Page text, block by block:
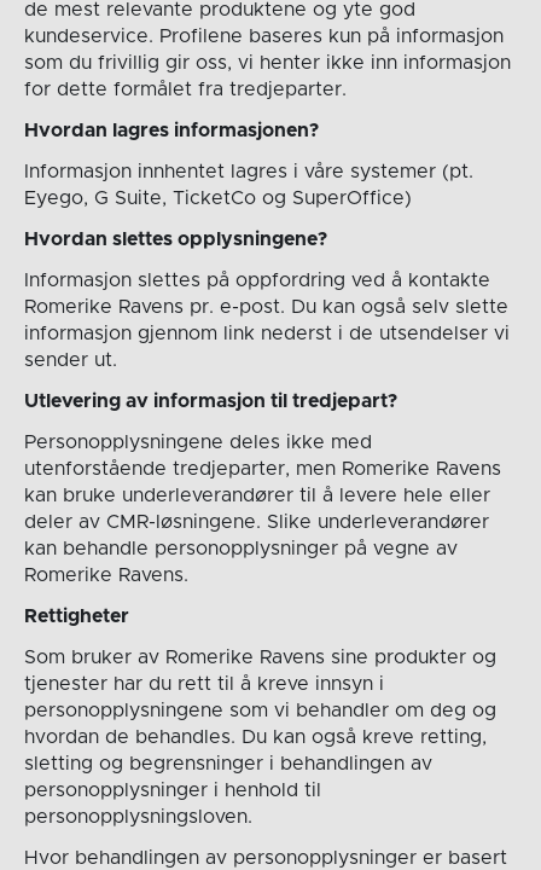
de mest relevante produktene og yte god
kundeservice. Profilene baseres kun på informasjon
som du frivillig gir oss, vi henter ikke inn informasjon
for dette formålet fra tredjeparter.
Hvordan lagres informasjonen?
Informasjon innhentet lagres i våre systemer (pt.
Eyego, G Suite, TicketCo og SuperOffice)
Hvordan slettes opplysningene?
Informasjon slettes på oppfordring ved å kontakte
Romerike Ravens pr. e-post. Du kan også selv slette
informasjon gjennom link nederst i de utsendelser vi
sender ut.
Utlevering av informasjon til tredjepart?
Personopplysningene deles ikke med
utenforstående tredjeparter, men Romerike Ravens
kan bruke underleverandører til å levere hele eller
deler av CMR-løsningene. Slike underleverandører
kan behandle personopplysninger på vegne av
Romerike Ravens.
Rettigheter
Som bruker av Romerike Ravens sine produkter og
tjenester har du rett til å kreve innsyn i
personopplysningene som vi behandler om deg og
hvordan de behandles. Du kan også kreve retting,
sletting og begrensninger i behandlingen av
personopplysninger i henhold til
personopplysningsloven.
Hvor behandlingen av personopplysninger er basert